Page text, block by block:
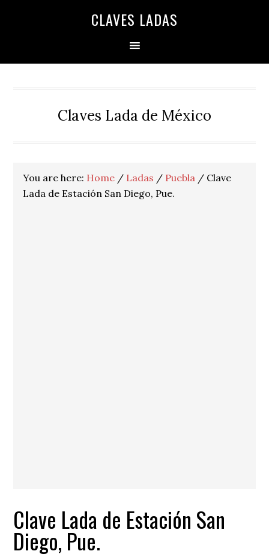
CLAVES LADAS
Claves Lada de México
You are here: Home / Ladas / Puebla / Clave
Lada de Estación San Diego, Pue.
Clave Lada de Estación San
Diego, Pue.